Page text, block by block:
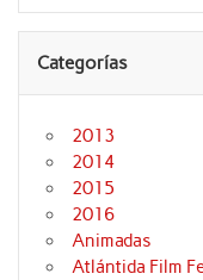
Categorías
2013
2014
2015
2016
Animadas
Atlántida Film